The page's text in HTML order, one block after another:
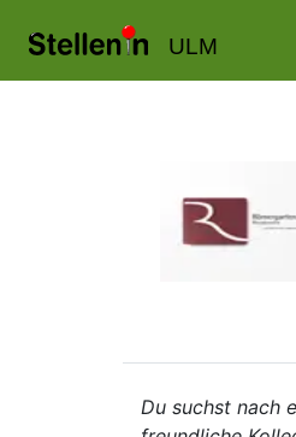
ULM
Du suchst nach